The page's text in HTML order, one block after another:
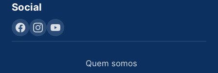
Social
Quem somos